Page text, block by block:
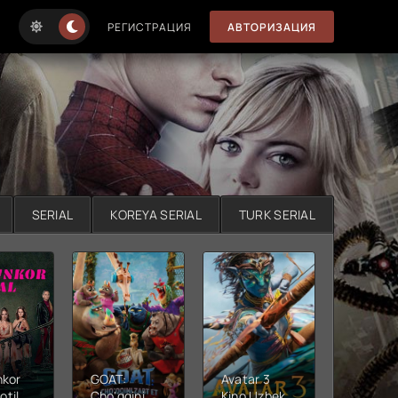
РЕГИСТРАЦИЯ АВТОРИЗАЦИЯ
SERIAL KOREYA SERIAL TURK SERIAL
GOAT:
Avatar 3